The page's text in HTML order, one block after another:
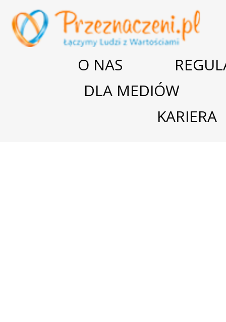
O NAS
DLA MEDIÓW
KARIERA